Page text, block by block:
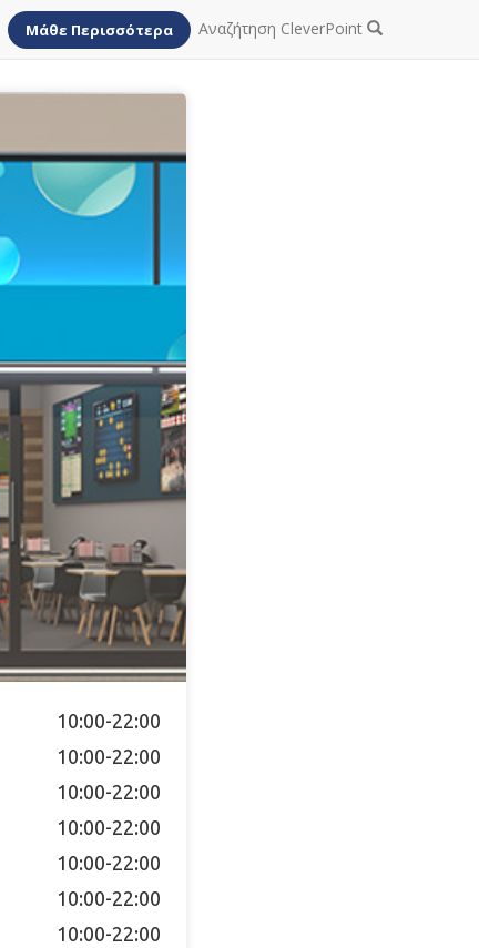
Μάθε Περισσότερα Αναζήτηση CleverPoint
10:00-22:00
10:00-22:00
10:00-22:00
10:00-22:00
10:00-22:00
10:00-22:00
10:00-22:00